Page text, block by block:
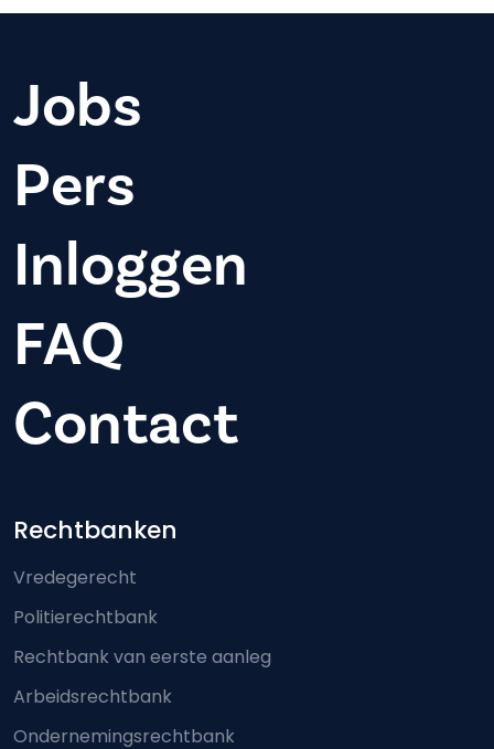
Jobs
Pers
Inloggen
FAQ
Contact
Footer-menu
Rechtbanken
Vredegerecht
Politierechtbank
Rechtbank van eerste aanleg
Arbeidsrechtbank
Ondernemingsrechtbank